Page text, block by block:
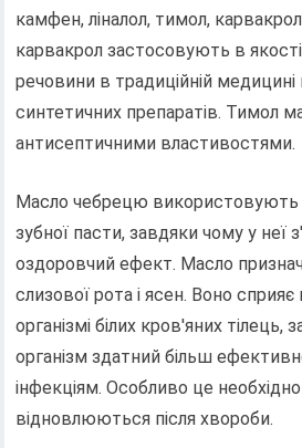
камфен, ліналол, тимол,
карвакрол застосовують в
речовини в традиційній медицині
синтетичних препаратів. Тимол
антисептичними властивостями.
Масло чебрецю використовують
зубної пасти, завдяки чому у неї
оздоровчий ефект. Масло
слизової рота і ясен. Воно
організмі білих кров'яних тілець,
організм здатний більш
інфекціям. Особливо це
відновлюються після хвороби.